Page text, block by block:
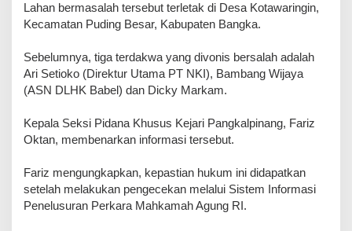
Lahan bermasalah tersebut terletak di Desa Kotawaringin,
Kecamatan Puding Besar, Kabupaten Bangka.
Sebelumnya, tiga terdakwa yang divonis bersalah adalah
Ari Setioko (Direktur Utama PT NKI), Bambang Wijaya
(ASN DLHK Babel) dan Dicky Markam.
Kepala Seksi Pidana Khusus Kejari Pangkalpinang, Fariz
Oktan, membenarkan informasi tersebut.
Fariz mengungkapkan, kepastian hukum ini didapatkan
setelah melakukan pengecekan melalui Sistem Informasi
Penelusuran Perkara Mahkamah Agung RI.